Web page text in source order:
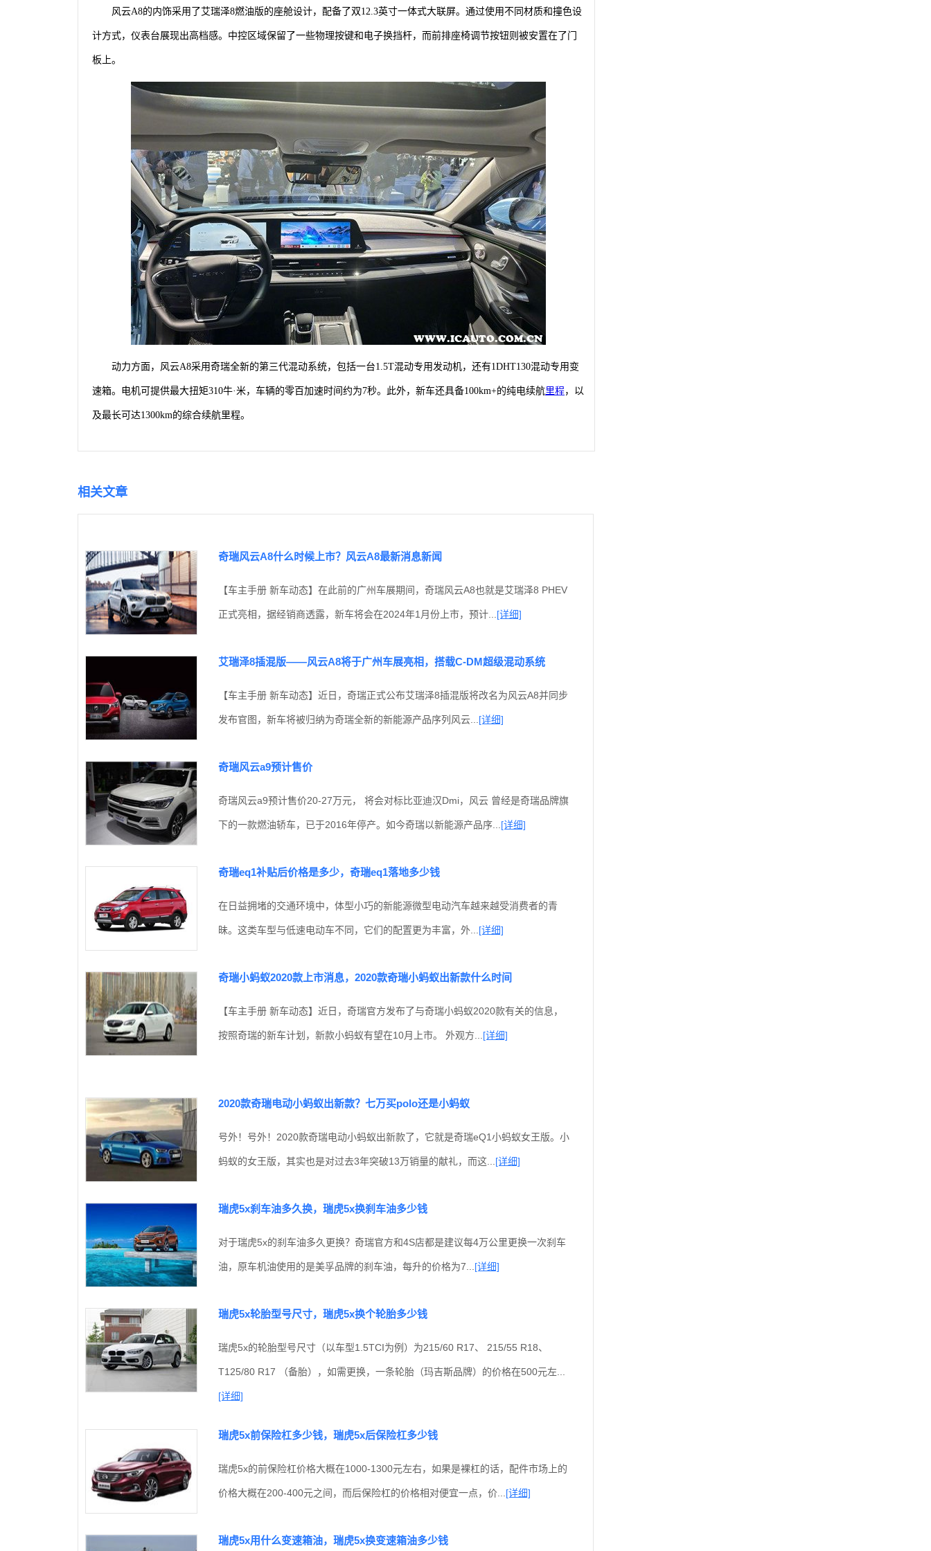
风云A8的内饰采用了艾瑞泽8燃油版的座舱设计，配备了双12.3英寸一体式大联屏。通过使用不同材质和撞色设
计方式，仪表台展现出高档感。中控区域保留了一些物理按键和电子换挡杆，而前排座椅调节按钮则被安置在了门
板上。
动力方面，风云A8采用奇瑞全新的第三代混动系统，包括一台1.5T混动专用发动机，还有1DHT130混动专用变
速箱。 电机可提供最大扭矩310牛·米，车辆的零百加速时间约为7秒。 此外，新车还具备100km+的纯电续航里程，以
及最长可达1300km的综合续航里程。
相关文章
奇瑞风云A8什么时候上市？风云A8最新消息新闻
【车主手册 新车动态】在此前的广州车展期间，奇瑞风云A8也就是艾瑞泽8 PHEV
正式亮相，据经销商透露，新车将会在2024年1月份上市，预计... [详细]
艾瑞泽8插混版——风云A8将于广州车展亮相，搭载C-DM超级混动系统
【车主手册 新车动态】近日，奇瑞正式公布艾瑞泽8插混版将改名为风云A8并同步
发布官图，新车将被归纳为奇瑞全新的新能源产品序列风云... [详细]
奇瑞风云a9预计售价
奇瑞风云a9预计售价20-27万元， 将会对标比亚迪汉Dmi，风云 曾经是奇瑞品牌旗
下的一款燃油轿车，已于2016年停产。如今奇瑞以新能源产品序... [详细]
奇瑞eq1补贴后价格是多少，奇瑞eq1落地多少钱
在日益拥堵的交通环境中，体型小巧的新能源微型电动汽车越来越受消费者的青
昧。这类车型与低速电动车不同，它们的配置更为丰富，外... [详细]
奇瑞小蚂蚁2020款上市消息，2020款奇瑞小蚂蚁出新款什么时间
【车主手册 新车动态】近日，奇瑞官方发布了与奇瑞小蚂蚁2020款有关的信息，
按照奇瑞的新车计划，新款小蚂蚁有望在10月上市。 外观方... [详细]
2020款奇瑞电动小蚂蚁出新款？七万买polo还是小蚂蚁
号外！号外！2020款奇瑞电动小蚂蚁出新款了，它就是奇瑞eQ1小蚂蚁女王版。小
蚂蚁的女王版，其实也是对过去3年突破13万销量的献礼，而这... [详细]
瑞虎5x刹车油多久换，瑞虎5x换刹车油多少钱
对于瑞虎5x的刹车油多久更换？奇瑞官方和4S店都是建议每4万公里更换一次刹车
油，原车机油使用的是美孚品牌的刹车油，每升的价格为7... [详细]
瑞虎5x轮胎型号尺寸，瑞虎5x换个轮胎多少钱
瑞虎5x的轮胎型号尺寸（以车型1.5TCI为例）为215/60 R17、 215/55 R18、
T125/80 R17 （备胎），如需更换，一条轮胎（玛吉斯品牌）的价格在500元左...
[详细]
瑞虎5x前保险杠多少钱，瑞虎5x后保险杠多少钱
瑞虎5x的前保险杠价格大概在1000-1300元左右，如果是裸杠的话，配件市场上的
价格大概在200-400元之间，而后保险杠的价格相对便宜一点，价... [详细]
瑞虎5x用什么变速箱油，瑞虎5x换变速箱油多少钱